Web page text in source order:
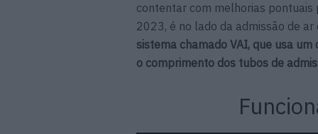
contentar com melhorias pontuais
2023, é no lado da admissão de ar
sistema chamado VAI, que usa
o comprimento dos tubos de